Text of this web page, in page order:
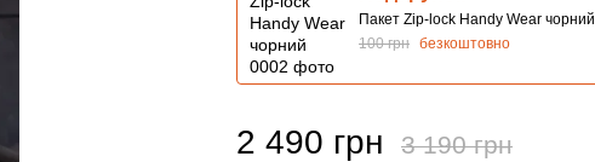
Пакет Zip-lock Handy Wear чорний
100 грн безкоштовно
2 490 грн 3 190 грн